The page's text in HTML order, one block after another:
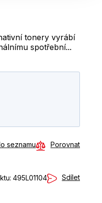
tonery vyrábí
spotřební...
seznamu Porovnat
495L01104 Sdílet